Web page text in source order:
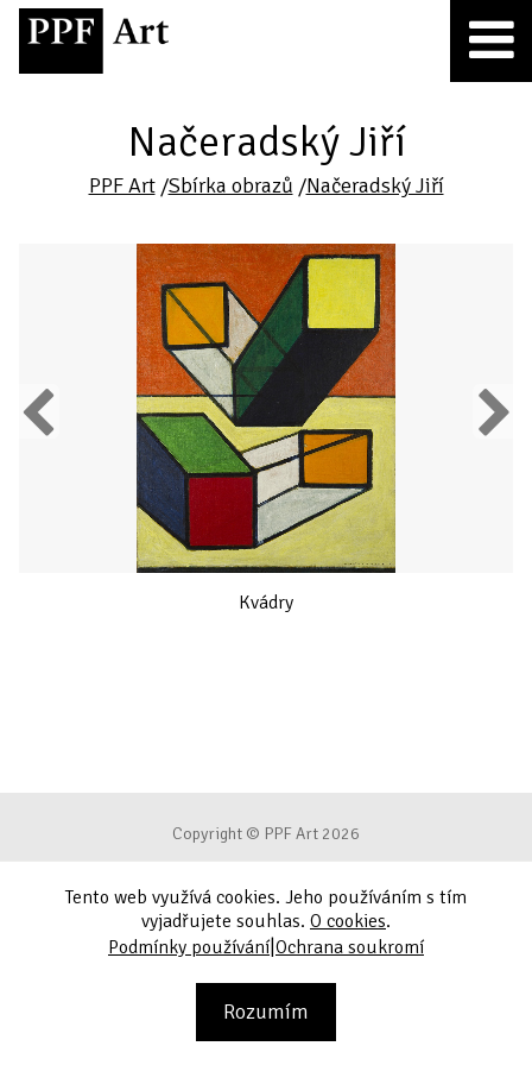
Načeradský Jiří
PPF Art/Sbírka obrazů /Načeradský Jiří
Previous
Kvádry
Next
Copyright © PPF Art 2026
Podmínky používání
Ochrana soukromí
Tento web využívá cookies. Jeho používáním s tím
vyjadřujete souhlas. O cookies.
Podmínky používání|Ochrana soukromí
Rozumím